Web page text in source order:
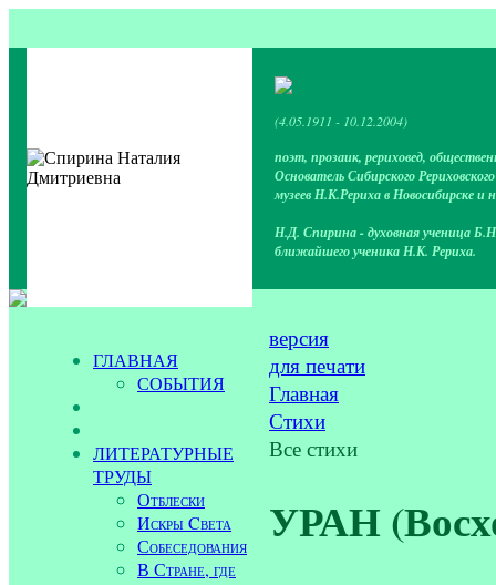
(4.05.1911 - 10.12.2004)
поэт, прозаик, рериховед,
Основатель Сибирского
музеев Н.К.Рериха в Новосибирске и
Н.Д. Спирина - духовная ученица
ближайшего ученика Н.К. Рериха.
ГЛАВНАЯ
СОБЫТИЯ
ЛИТЕРАТУРНЫЕ
ТРУДЫ
Отблески
Искры Cвета
Собеседования
В Стране, где
версия
для печати
Главная
Стихи
Все стихи
УРАН